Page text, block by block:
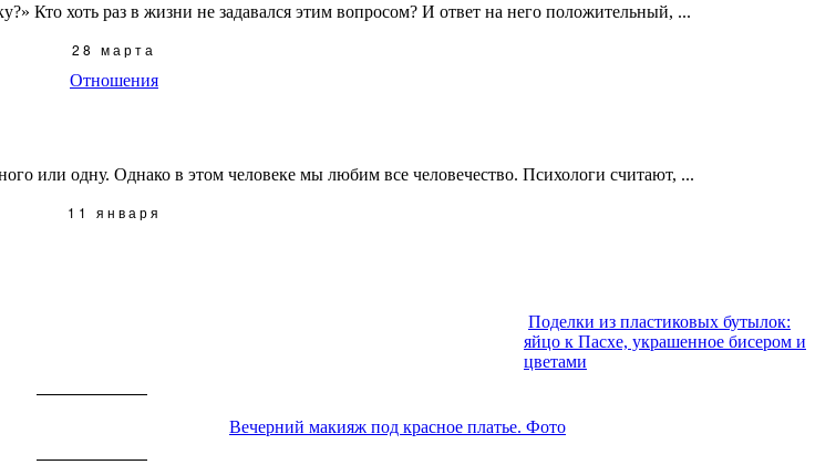
Кто хоть раз в жизни не задавался этим вопросом? И ответ на него положительный, ...
28 марта
Отношения
или одну. Однако в этом человеке мы любим все человечество. Психологи считают, ...
11 января
Поделки из пластиковых бутылок:
яйцо к Пасхе, украшенное бисером и
цветами
Вечерний макияж под красное платье. Фото